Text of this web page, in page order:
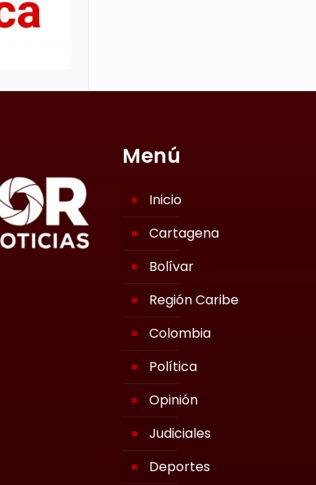
Menú
Inicio
Cartagena
Bolívar
Región Caribe
Colombia
Política
Opinión
Judiciales
Deportes